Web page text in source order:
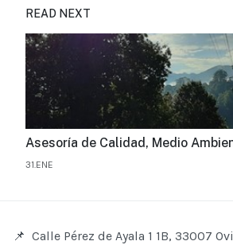
READ NEXT
Asesoría de Calidad, Medio
31.ENE
📌 Calle Pérez de Ayala 1 1B, 33007